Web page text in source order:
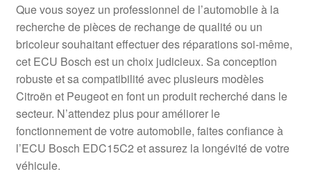
Procédure de Réclamation
Termes et conditions
Que vous soyez un professionnel de l’automobile à la
recherche de pièces de rechange de qualité ou un
bricoleur souhaitant effectuer des réparations soi-même,
cet ECU Bosch est un choix judicieux. Sa conception
robuste et sa compatibilité avec plusieurs modèles
Citroën et Peugeot en font un produit recherché dans le
secteur. N’attendez plus pour améliorer le
fonctionnement de votre automobile, faites confiance à
l’ECU Bosch EDC15C2 et assurez la longévité de votre
véhicule.